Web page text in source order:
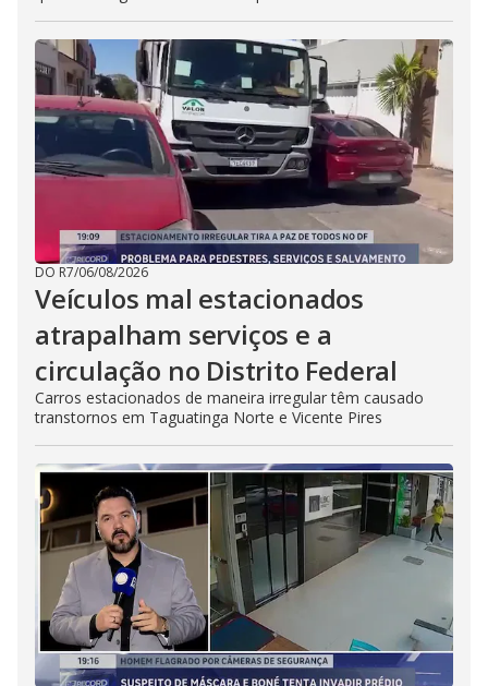
DO R7/06/08/2026
Veículos mal estacionados
atrapalham serviços e a
circulação no Distrito Federal
Carros estacionados de maneira irregular têm causado
transtornos em Taguatinga Norte e Vicente Pires